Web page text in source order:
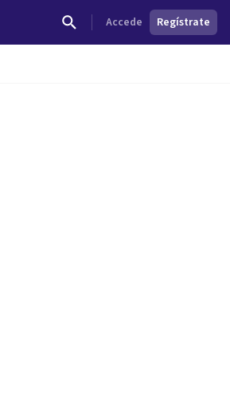
Accede Regístrate